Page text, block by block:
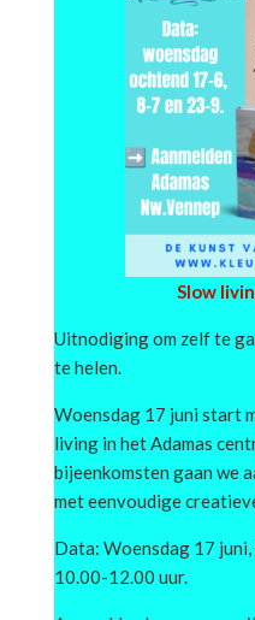
Slow
Uitnodiging om zelf te
te helen.
Woensdag 17 juni start
living in het Adamas
bijeenkomsten gaan we
met eenvoudige
Data: Woensdag 17
10.00-12.00 uur.